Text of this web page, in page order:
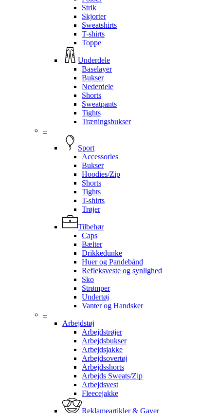
Strik
Skjorter
Sweatshirts
T-shirts
Toppe
Underdele
Baselayer
Bukser
Nederdele
Shorts
Sweatpants
Tights
Træningsbukser
–
Sport
Accessories
Bukser
Hoodies/Zip
Shorts
Tights
T-shirts
Trøjer
Tilbehør
Caps
Bælter
Drikkedunke
Huer og Pandebånd
Refleksveste og synlighed
Sko
Strømper
Undertøj
Vanter og Handsker
–
Arbejdstøj
Arbejdstrøjer
Arbejdsbukser
Arbejdsjakke
Arbejdsovertøj
Arbejdsshorts
Arbejds Sweats/Zip
Arbejdsvest
Fleecejakke
Reklameartikler & Gaver